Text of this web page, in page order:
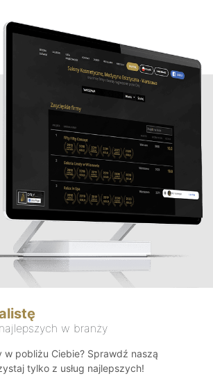
w branży
w pobliżu Ciebie? Sprawdź naszą
tylko z usług najlepszych!